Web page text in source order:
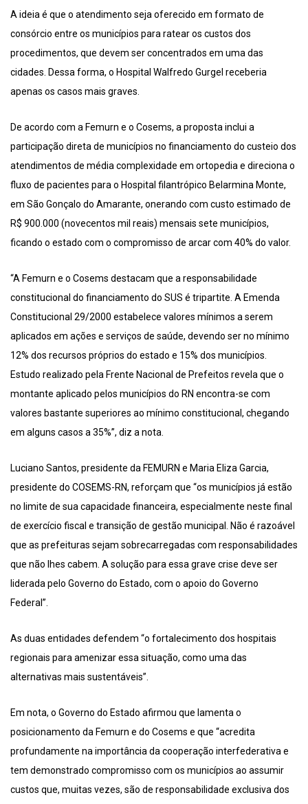
A ideia é que o atendimento seja oferecido em formato de
consórcio entre os municípios para ratear os custos dos
procedimentos, que devem ser concentrados em uma das
cidades. Dessa forma, o Hospital Walfredo Gurgel receberia
apenas os casos mais graves.
De acordo com a Femurn e o Cosems, a proposta inclui a
participação direta de municípios no financiamento do custeio dos
atendimentos de média complexidade em ortopedia e direciona o
fluxo de pacientes para o Hospital filantrópico Belarmina Monte,
em São Gonçalo do Amarante, onerando com custo estimado de
R$ 900.000 (novecentos mil reais) mensais sete municípios,
ficando o estado com o compromisso de arcar com 40% do valor.
“A Femurn e o Cosems destacam que a responsabilidade
constitucional do financiamento do SUS é tripartite. A Emenda
Constitucional 29/2000 estabelece valores mínimos a serem
aplicados em ações e serviços de saúde, devendo ser no mínimo
12% dos recursos próprios do estado e 15% dos municípios.
Estudo realizado pela Frente Nacional de Prefeitos revela que o
montante aplicado pelos municípios do RN encontra-se com
valores bastante superiores ao mínimo constitucional, chegando
em alguns casos a 35%”, diz a nota.
Luciano Santos, presidente da FEMURN e Maria Eliza Garcia,
presidente do COSEMS-RN, reforçam que “os municípios já estão
no limite de sua capacidade financeira, especialmente neste final
de exercício fiscal e transição de gestão municipal. Não é razoável
que as prefeituras sejam sobrecarregadas com responsabilidades
que não lhes cabem. A solução para essa grave crise deve ser
liderada pelo Governo do Estado, com o apoio do Governo
Federal”.
As duas entidades defendem “o fortalecimento dos hospitais
regionais para amenizar essa situação, como uma das
alternativas mais sustentáveis”.
Em nota, o Governo do Estado afirmou que lamenta o
posicionamento da Femurn e do Cosems e que “acredita
profundamente na importância da cooperação interfederativa e
tem demonstrado compromisso com os municípios ao assumir
custos que, muitas vezes, são de responsabilidade exclusiva dos